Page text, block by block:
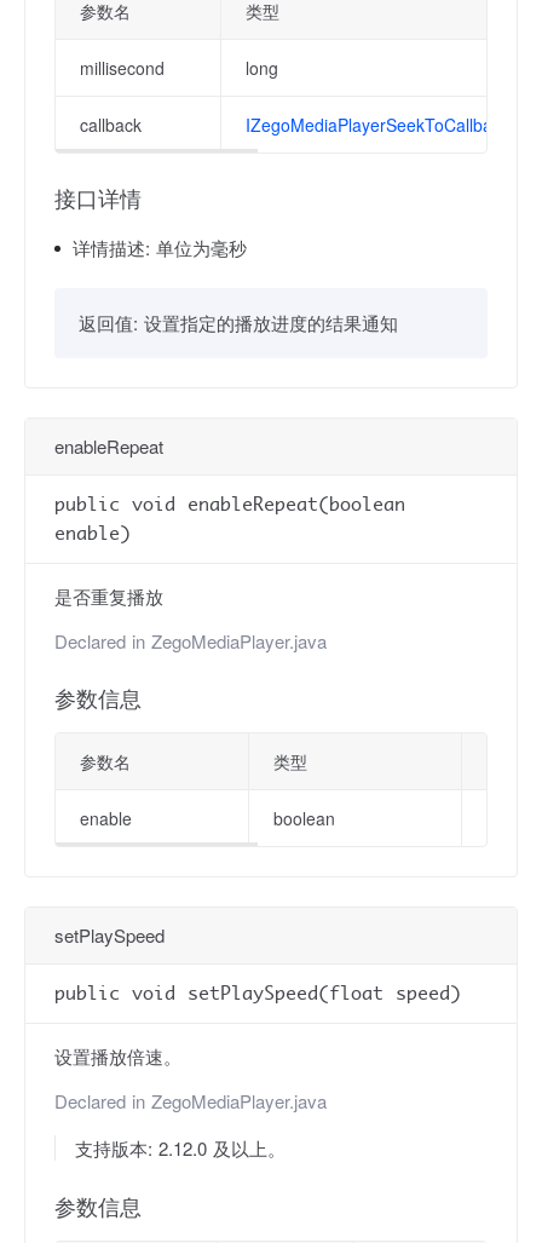
参数名 类型
millisecond long
callback IZegoMediaPlayerSeekToCallback
接口详情
详情描述: 单位为毫秒
返回值: 设置指定的播放进度的结果通知
enableRepeat
public void enableRepeat(boolean
enable)
是否重复播放
Declared in ZegoMediaPlayer.java
参数信息
参数名 类型
enable boolean
setPlaySpeed
public void setPlaySpeed(float speed)
设置播放倍速。
Declared in ZegoMediaPlayer.java
支持版本: 2.12.0 及以上。
参数信息